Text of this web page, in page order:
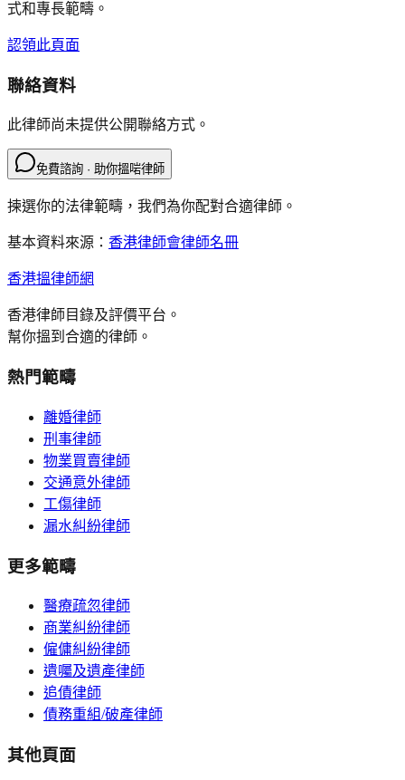
式和專長範疇。
認領此頁面
聯絡資料
此律師尚未提供公開聯絡方式。
免費諮詢 · 助你搵啱律師
揀選你的法律範疇，我們為你配對合適律師。
基本資料來源： 香港律師會律師名冊
香港搵律師網
香港律師目錄及評價平台。
幫你搵到合適的律師。
熱門範疇
離婚律師
刑事律師
物業買賣律師
交通意外律師
工傷律師
漏水糾紛律師
更多範疇
醫療疏忽律師
商業糾紛律師
僱傭糾紛律師
遺囑及遺產律師
追債律師
債務重組/破產律師
其他頁面